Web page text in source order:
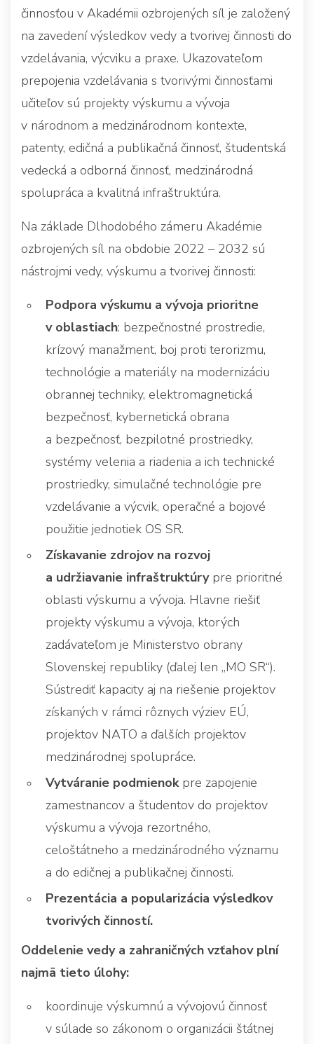
činnosťou v Akadémii ozbrojených síl je založený
na zavedení výsledkov vedy a tvorivej činnosti do
vzdelávania, výcviku a praxe. Ukazovateľom
prepojenia vzdelávania s tvorivými činnosťami
učiteľov sú projekty výskumu a vývoja
v národnom a medzinárodnom kontexte,
patenty, edičná a publikačná činnosť, študentská
vedecká a odborná činnosť, medzinárodná
spolupráca a kvalitná infraštruktúra.
Na základe Dlhodobého zámeru Akadémie
ozbrojených síl na obdobie 2022 – 2032 sú
nástrojmi vedy, výskumu a tvorivej činnosti:
Podpora výskumu a vývoja prioritne
v oblastiach: bezpečnostné prostredie,
krízový manažment, boj proti terorizmu,
technológie a materiály na modernizáciu
obrannej techniky, elektromagnetická
bezpečnosť, kybernetická obrana
a bezpečnosť, bezpilotné prostriedky,
systémy velenia a riadenia a ich technické
prostriedky, simulačné technológie pre
vzdelávanie a výcvik, operačné a bojové
použitie jednotiek OS SR.
Získavanie zdrojov na rozvoj
a udržiavanie infraštruktúrypre prioritné
oblasti výskumu a vývoja. Hlavne riešiť
projekty výskumu a vývoja, ktorých
zadávateľom je Ministerstvo obrany
Slovenskej republiky (ďalej len „MO SR“).
Sústrediť kapacity aj na riešenie projektov
získaných v rámci rôznych výziev EÚ,
projektov NATO a ďalších projektov
medzinárodnej spolupráce.
Vytváranie podmienokpre zapojenie
zamestnancov a študentov do projektov
výskumu a vývoja rezortného,
celoštátneho a medzinárodného významu
a do edičnej a publikačnej činnosti.
Prezentácia a popularizácia výsledkov
tvorivých činností.
Oddelenie vedy a zahraničných vzťahov plní
najmä tieto úlohy:
koordinuje výskumnú a vývojovú činnosť
v súlade so zákonom o organizácii štátnej